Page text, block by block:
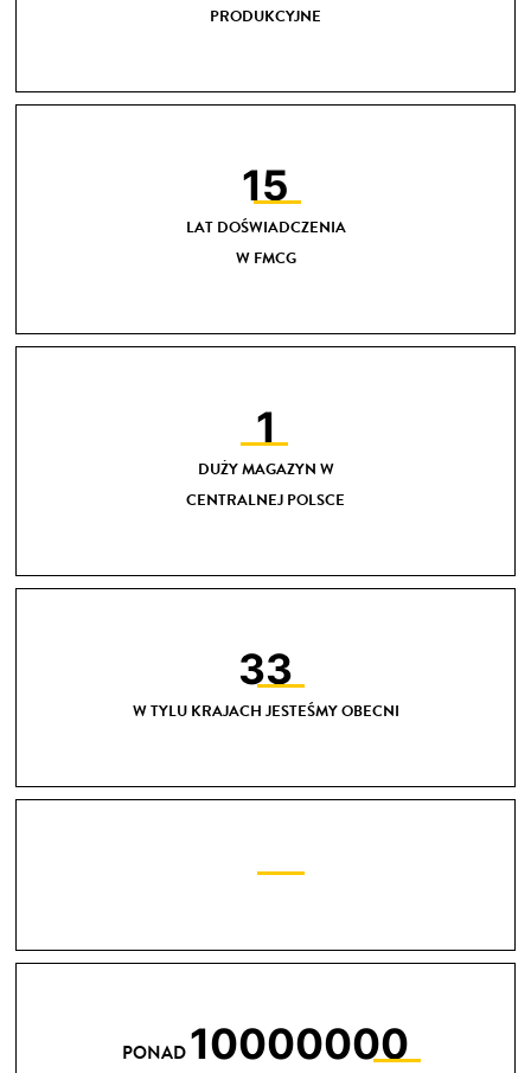
PRODUKCYJNE
15
LAT DOŚWIADCZENIA
W FMCG
1
DUŻY MAGAZYN W
CENTRALNEJ POLSCE
33
W TYLU KRAJACH JESTEŚMY OBECNI
PONAD10000000